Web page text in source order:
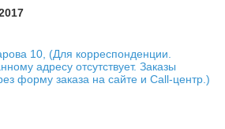
10, (Для корреспонденции.
адресу отсутствует. Заказы
форму заказа на сайте и Call-центр.)